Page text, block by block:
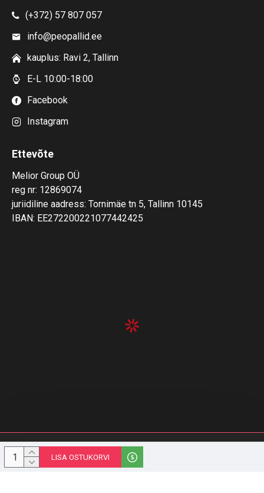
LISA OSTUKORVI
(+372) 57 807 057
info@peopallid.ee
kauplus: Ravi 2, Tallinn
E-L 10:00-18:00
Facebook
Instagram
Ettevõte
Melior Group OÜ
reg nr: 12869074
juriidiline aadress: Tornimäe tn 5, Tallinn 10145
IBAN: EE272200221077442425
© 1996-2023 Melior Group OÜ | stiilipidu.ee | Kõik õigused kaitstud